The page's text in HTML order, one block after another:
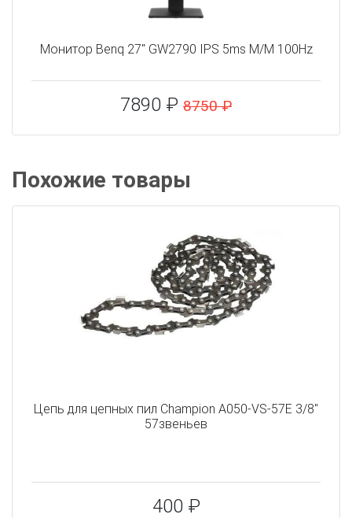
Монитор Benq 27" GW2790 IPS 5ms M/M 100Hz
7890 ₽ 8750 ₽
Похожие товары
Цепь для цепных пил Champion A050-VS-57E 3/8"
57звеньев
400 ₽